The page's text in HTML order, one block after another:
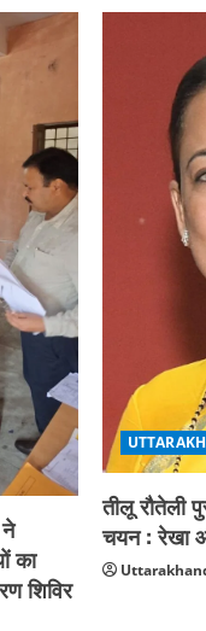
का
शिविर
तीलू रौतेली
चयन : रेखा